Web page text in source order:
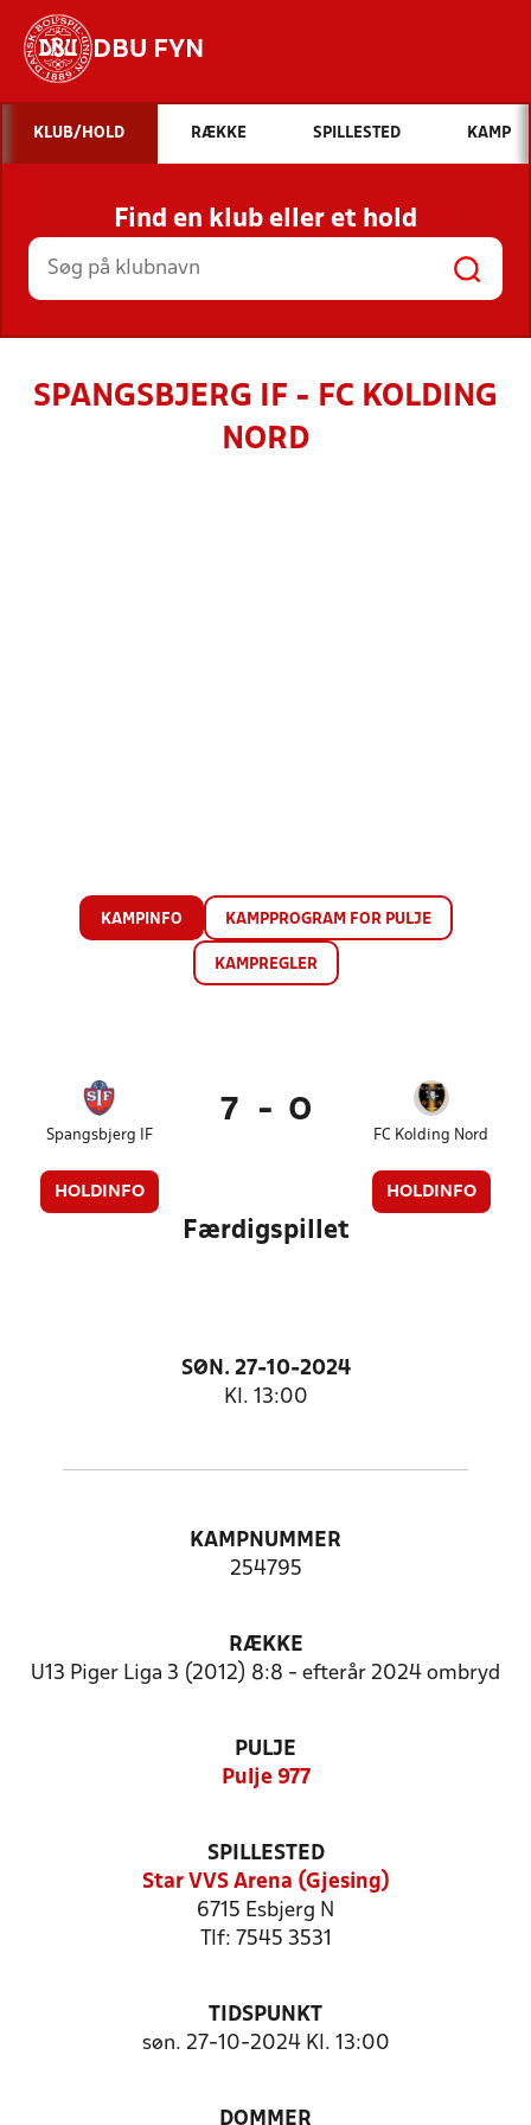
DBU FYN
Hvad vil du søge efter?
INDHOLD OG NYHEDER
STILLINGER, RESULTATER, KLUBBER OG
HOLD
KLUB/HOLD RÆKKE SPILLESTED KAMP
Find en klub eller et hold
SPANGSBJERG IF - FC KOLDING
NORD
KAMPINFO KAMPPROGRAM FOR PULJE
KAMPREGLER
Spangsbjerg IF
HOLDINFO
7 - 0
FC Kolding Nord
HOLDINFO
Færdigspillet
SØN. 27-10-2024
Kl. 13:00
KAMPNUMMER
254795
RÆKKE
U13 Piger Liga 3 (2012) 8:8 - efterår 2024 ombryd
PULJE
Pulje 977
SPILLESTED
Star VVS Arena (Gjesing)
6715 Esbjerg N
Tlf: 7545 3531
TIDSPUNKT
søn. 27-10-2024 Kl. 13:00
DOMMER